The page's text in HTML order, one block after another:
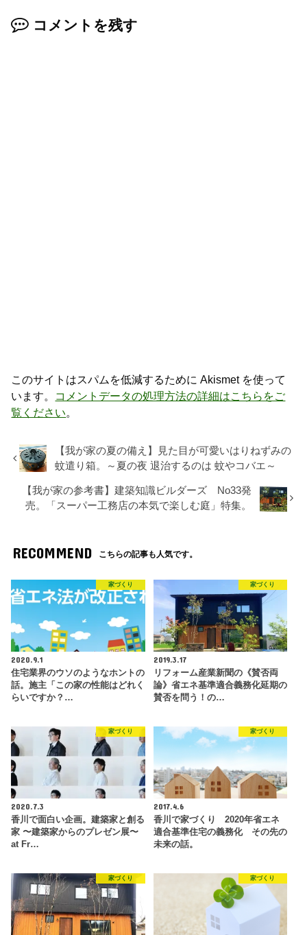
コメントを残す
このサイトはスパムを低減するために Akismet を使って
います。 コメントデータの処理方法の詳細はこちらをご
覧ください。
【我が家の夏の備え】見た目が可愛いはりねずみの
蚊遣り箱。～夏の夜 退治するのは 蚊やコバエ～
【我が家の参考書】建築知識ビルダーズ No33発
売。「スーパー工務店の本気で楽しむ庭」特集。
RECOMMEND こちらの記事も人気です。
家づくり
2020.9.1
住宅業界のウソのようなホントの
話。施主「この家の性能はどれく
らいですか？…
家づくり
2019.3.17
リフォーム産業新聞の《賛否両
論》省エネ基準適合義務化延期の
賛否を問う！の…
家づくり
2020.7.3
香川で面白い企画。建築家と創る
家 〜建築家からのプレゼン展〜
at Fr…
家づくり
2017.4.6
香川で家づくり 2020年省エネ
適合基準住宅の義務化 その先の
未来の話。
家づくり 家づくり